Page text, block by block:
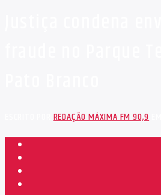
ESCRITO PORREDAÇÃO MÁXIMA FM 90,9